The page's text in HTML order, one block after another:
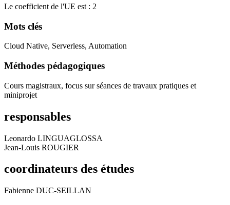
Le coefficient de l'UE est : 2
Mots clés
Cloud Native, Serverless, Automation
Méthodes pédagogiques
Cours magistraux, focus sur séances de travaux pratiques et
miniprojet
responsables
Leonardo LINGUAGLOSSA
Jean-Louis ROUGIER
coordinateurs des études
Fabienne DUC-SEILLAN